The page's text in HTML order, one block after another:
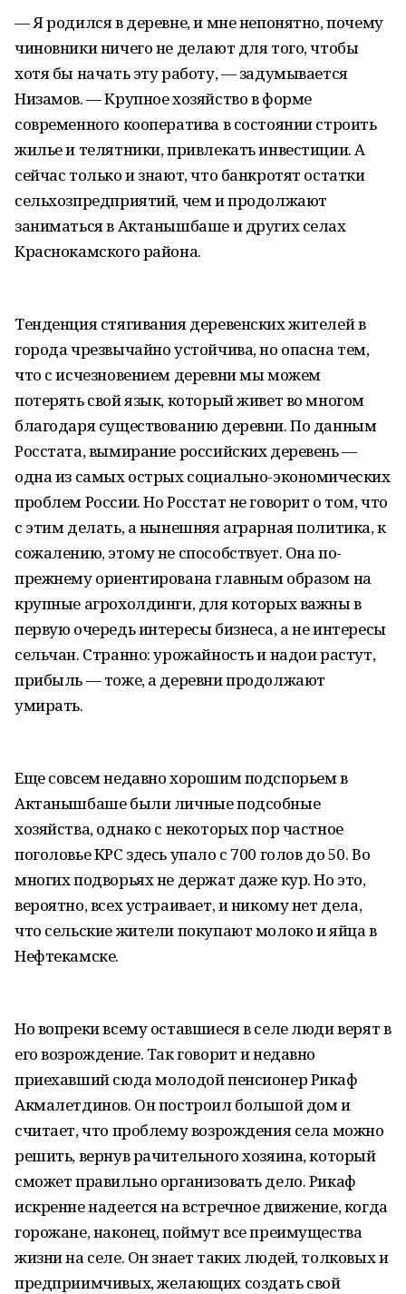
— Я родился в деревне, и мне непонятно, почему
чиновники ничего не делают для того, чтобы
хотя бы начать эту работу, — задумывается
Низамов. — Крупное хозяйство в форме
современного кооператива в состоянии строить
жилье и телятники, привлекать инвестиции. А
сейчас только и знают, что банкротят остатки
сельхозпредприятий, чем и продолжают
заниматься в Актанышбаше и других селах
Краснокамского района.
Тенденция стягивания деревенских жителей в
города чрезвычайно устойчива, но опасна тем,
что с исчезновением деревни мы можем
потерять свой язык, который живет во многом
благодаря существованию деревни. По данным
Росстата, вымирание российских деревень —
одна из самых острых социально-экономических
проблем России. Но Росстат не говорит о том, что
с этим делать, а нынешняя аграрная политика, к
сожалению, этому не способствует. Она по-
прежнему ориентирована главным образом на
крупные агрохолдинги, для которых важны в
первую очередь интересы бизнеса, а не интересы
сельчан. Странно: урожайность и надои растут,
прибыль — тоже, а деревни продолжают
умирать.
Еще совсем недавно хорошим подспорьем в
Актанышбаше были личные подсобные
хозяйства, однако с некоторых пор частное
поголовье КРС здесь упало с 700 голов до 50. Во
многих подворьях не держат даже кур. Но это,
вероятно, всех устраивает, и никому нет дела,
что сельские жители покупают молоко и яйца в
Нефтекамске.
Но вопреки всему оставшиеся в селе люди верят в
его возрождение. Так говорит и недавно
приехавший сюда молодой пенсионер Рикаф
Акмалетдинов. Он построил большой дом и
считает, что проблему возрождения села можно
решить, вернув рачительного хозяина, который
сможет правильно организовать дело. Рикаф
искренне надеется на встречное движение, когда
горожане, наконец, поймут все преимущества
жизни на селе. Он знает таких людей, толковых и
предприимчивых, желающих создать свой